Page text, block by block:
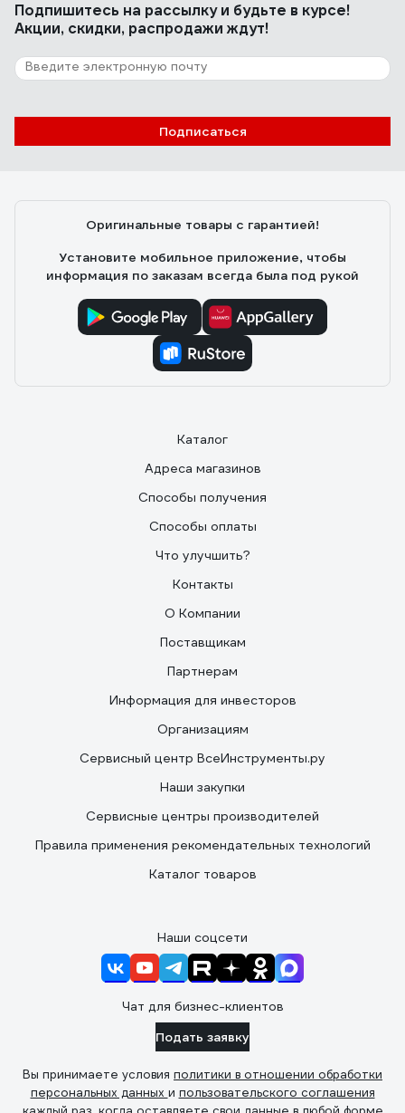
Подпишитесь на рассылкуи будьте в курсе!
Акции, скидки, распродажи ждут!
Подписаться
Оригинальные товары с гарантией!
Установите мобильное приложение, чтобы
информация по заказам всегда была под рукой
Каталог
Адреса магазинов
Способы получения
Способы оплаты
Что улучшить?
Контакты
О Компании
Поставщикам
Партнерам
Информация для инвесторов
Организациям
Сервисный центр ВсеИнструменты.ру
Наши закупки
Сервисные центры производителей
Правила применения рекомендательных технологий
Каталог товаров
Наши соцсети
Чат для бизнес-клиентов
Подать заявку
Вы принимаете условия политики в отношении обработки
персональных данных и пользовательского соглашения